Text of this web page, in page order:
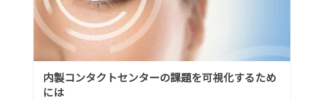
内製コンタクトセンターの課題を可視化するため
には